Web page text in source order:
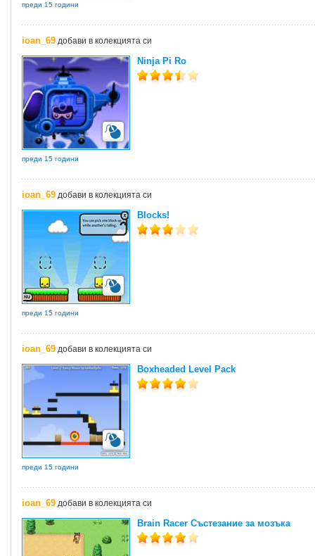
преди 15 години
ioan_69 добави в колекцията си
Ninja Pi Ro
преди 15 години
ioan_69 добави в колекцията си
Blocks!
преди 15 години
ioan_69 добави в колекцията си
Boxheaded Level Pack
преди 15 години
ioan_69 добави в колекцията си
Brain Racer Състезание за мозъка